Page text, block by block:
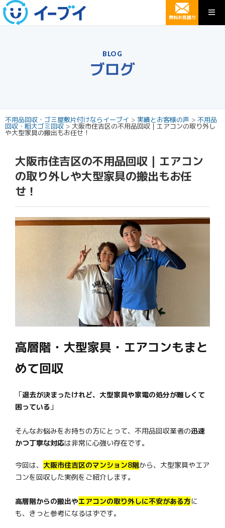
無料お見積り
BLOG
ブログ
不用品回収・ゴミ屋敷片付けならイーブイ > 実績とお客様の声 > 不用品
回収・粗大ゴミ回収 > 大阪市住吉区の不用品回収 | エアコンの取り外し
や大型家具の搬出もお任せ！
大阪市住吉区の不用品回収 | エアコン
の取り外しや大型家具の搬出もお任
せ！
高層階・大型家具・エアコンもまと
めて回収
「退去が決まったけれど、大型家具や家電の処分が難しくて
困っている 」
そんなお悩みをお持ちの方にとって、不用品回収業者の迅速
かつ丁寧な対応は非常に心強い存在です。
今回は、 大阪市住吉区のマンション8階から、大型家具やエア
コンを回収した実例をご紹介します。
高層階からの搬出やエアコンの取り外しに不安がある方に
も、きっと参考になるはずです。